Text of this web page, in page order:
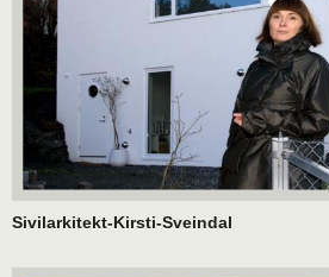
Sivilarkitekt-Kirsti-Sveindal